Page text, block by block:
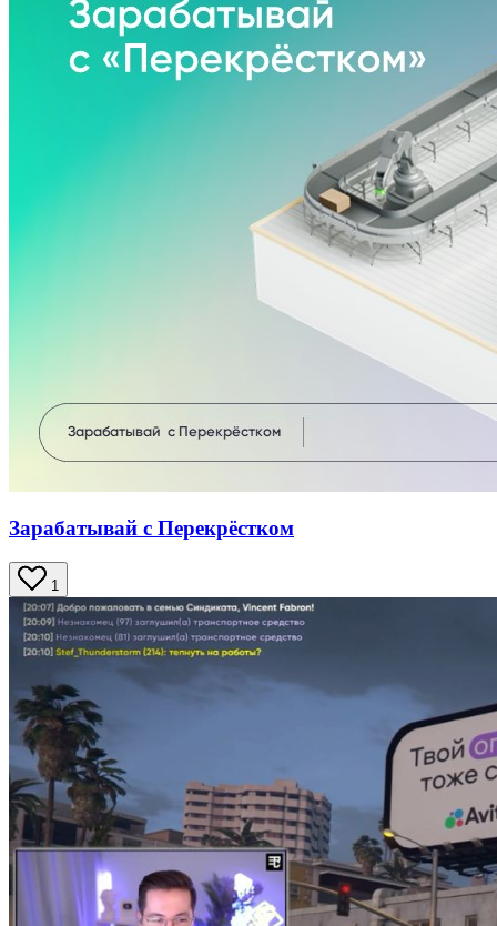
Зарабатывай с Перекрёстком
1